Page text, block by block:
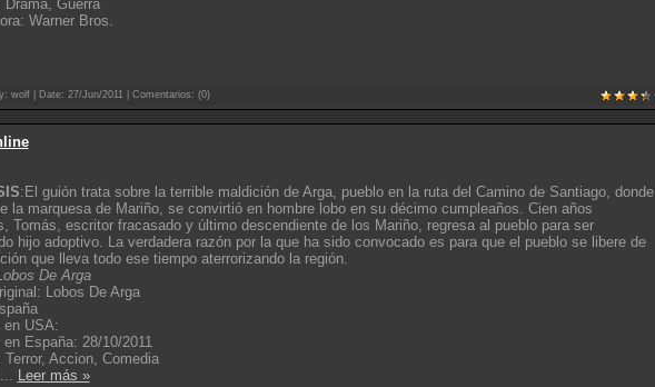
Drama, Guerra
Warner Bros.
wolf | Date: 27/Jun/2011 | Comentarios: (0)
:El guión trata sobre la terrible maldición de Arga, pueblo en la ruta del Camino de Santiago, donde
la marquesa de Mariño, se convirtió en hombre lobo en su décimo cumpleaños. Cien años
Tomás, escritor fracasado y último descendiente de los Mariño, regresa al pueblo para ser
hijo adoptivo. La verdadera razón por la que ha sido convocado es para que el pueblo se libere de
que lleva todo ese tiempo aterrorizando la región.
De Arga
Lobos De Arga
en USA:
en España: 28/10/2011
Terror, Accion, Comedia
... Leer más »